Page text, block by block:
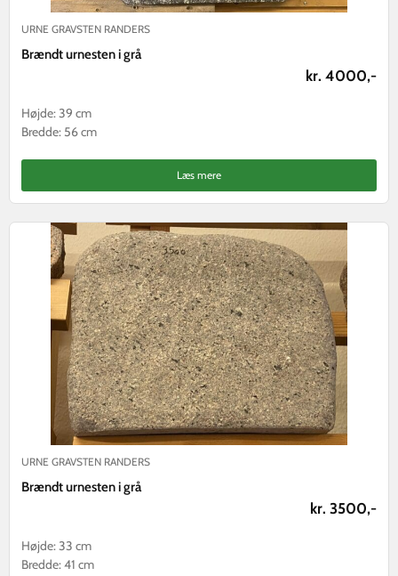
URNE GRAVSTEN RANDERS
Brændt urnesten i grå
kr. 4000,-
Højde: 39 cm
Bredde: 56 cm
Læs mere
URNE GRAVSTEN RANDERS
Brændt urnesten i grå
kr. 3500,-
Højde: 33 cm
Bredde: 41 cm